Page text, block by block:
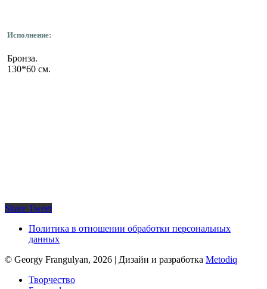
Исполнение:
Бронза.
130*60 см.
Share Tweet
Политика в отношении обработки персональных
данных
© Georgy Frangulyan, 2026 | Дизайн и разработка Metodiq
Close
Творчество